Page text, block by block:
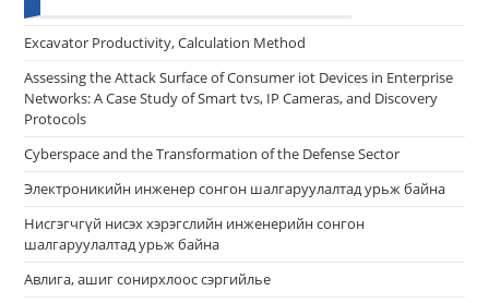
Еxcavator Productivity, Calculation Method
Assessing the Attack Surface of Consumer iot Devices in Enterprise
Networks: A Case Study of Smart tvs, IP Cameras, and Discovery
Protocols
Cyberspace and the Transformation of the Defense Sector
Электроникийн инженер сонгон шалгаруулалтад урьж байна
Нисгэгчгүй нисэх хэрэгслийн инженерийн сонгон
шалгаруулалтад урьж байна
Авлига, ашиг сонирхлоос сэргийлье